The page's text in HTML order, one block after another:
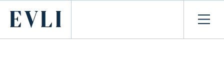
Primary
Avaa